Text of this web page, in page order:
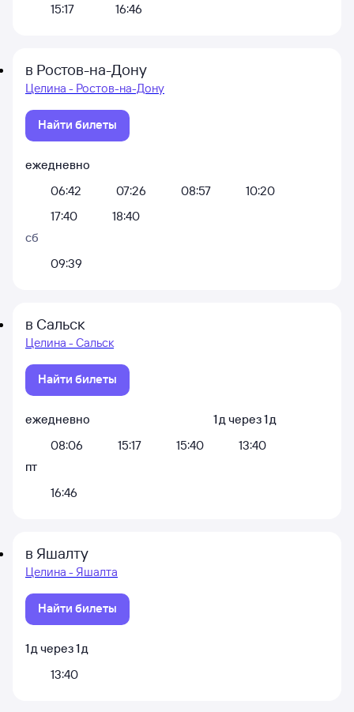
15:17
16:46
в Ростов-на-Дону
Целина - Ростов-на-Дону
Найти билеты
ежедневно
06:42
07:26 08:57
10:20
17:40
18:40
сб
09:39
в Сальск
Целина - Сальск
Найти билеты
ежедневно
08:06
15:17 15:40
1дчерез1д
13:40
пт
16:46
в Яшалту
Целина - Яшалта
Найти билеты
1дчерез1д
13:40